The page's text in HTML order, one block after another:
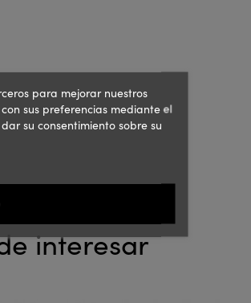
interesar
para mejorar nuestros
sus preferencias mediante el
su consentimiento sobre su